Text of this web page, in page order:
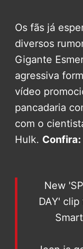
Os fãs já
diversos
Gigante
agressiva
vídeo
pancadaria
com o
Hulk. Confira:
New
DAY'